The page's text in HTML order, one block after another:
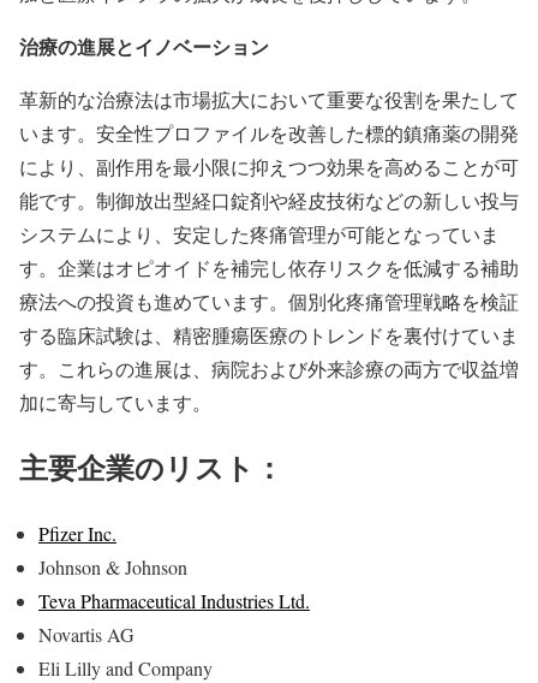
治療の進展とイノベーション
革新的な治療法は市場拡大において重要な役割を果たして
います。安全性プロファイルを改善した標的鎮痛薬の開発
により、副作用を最小限に抑えつつ効果を高めることが可
能です。制御放出型経口錠剤や経皮技術などの新しい投与
システムにより、安定した疼痛管理が可能となっていま
す。企業はオピオイドを補完し依存リスクを低減する補助
療法への投資も進めています。個別化疼痛管理戦略を検証
する臨床試験は、精密腫瘍医療のトレンドを裏付けていま
す。これらの進展は、病院および外来診療の両方で収益増
加に寄与しています。
主要企業のリスト：
Pfizer Inc.
Johnson & Johnson
Teva Pharmaceutical Industries Ltd.
Novartis AG
Eli Lilly and Company